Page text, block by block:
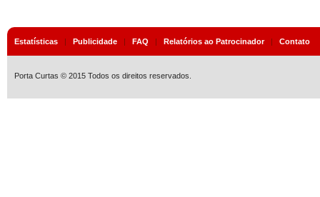
Estatísticas | Publicidade | FAQ | Relatórios ao Patrocinador| Contato
Porta Curtas © 2015 Todos os direitos reservados.